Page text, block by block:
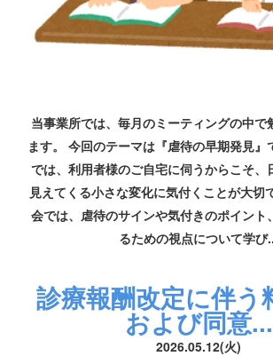
当事業所では、毎月のミーティングの中で
ます。 今回のテーマは『虐待の早期発見』
では、利用者様のご自宅に伺うからこそ、
見えてくる小さな変化に気付くことが大切
会では、虐待のサインや気付きのポイント
るための視点について学び
診療報酬改定に伴う
および同意...
2026.05.12(火)